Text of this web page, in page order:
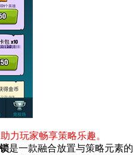
力玩家畅享策略乐趣。
是一款融合放置与策略元素的